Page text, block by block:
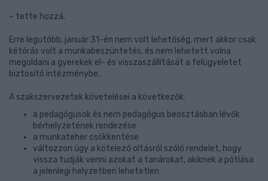
– tette hozzá.
Erre legutóbb, január 31-én nem volt lehetőség, mert akkor csak
kétórás volt a munkabeszüntetés, és nem lehetett volna
megoldani a gyerekek el- és visszaszállítását a felügyeletet
biztosító intézménybe.
A szakszervezetek követelései a következők:
a pedagógusok és nem pedagógus beosztásban lévők
bérhelyzetének rendezése
a munkateher csökkentése
változzon úgy a kötelező oltásról szóló rendelet, hogy
vissza tudják venni azokat a tanárokat, akiknek a pótlása
a jelenlegi helyzetben lehetetlen